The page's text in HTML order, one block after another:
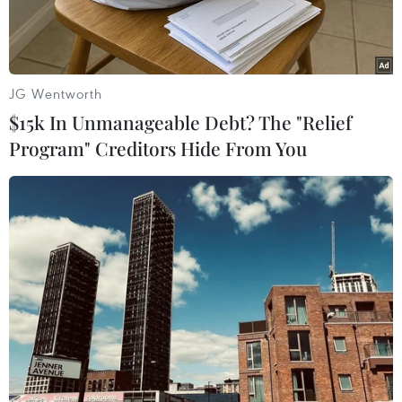
tài sản
Ảnh minh họa. (Nguồn: Vietnam+)
Ngày 27/5, Công an huyện Chư Sê (tỉnh Gia Lai)
cho biết đơn vị đã ra quyết định tạm giữ hình sự
2 đối tượng gồm: Nguyễn Thị Ngọc Trâm (28
JG Wentworth
$15k In Unmanageable Debt? The "Relief
Program" Creditors Hide From You